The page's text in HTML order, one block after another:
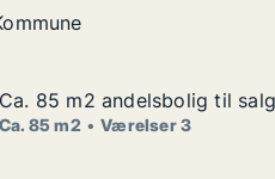
i 1070 København K,
andelsbolig til salg i 1070
Ca. 85 m2 andelsbolig til
Ca. 85 m2 andelsbolig til
Ca. 85 m2 Værelser 3